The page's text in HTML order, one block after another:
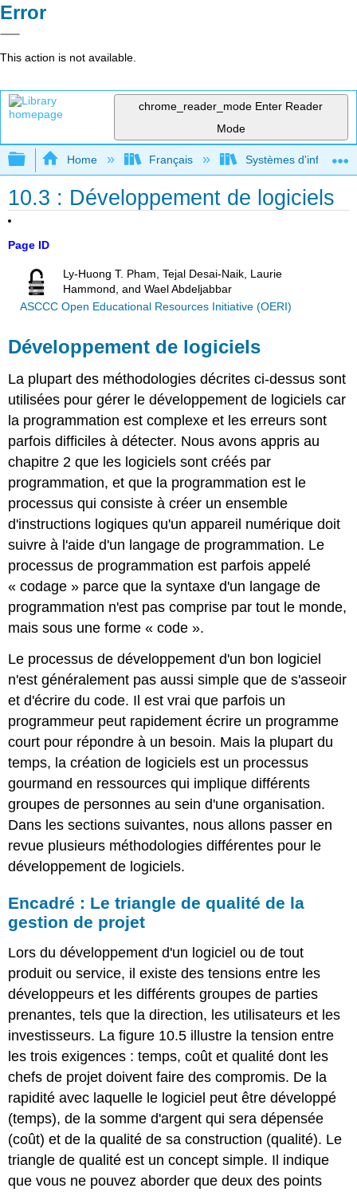
Error
This action is not available.
chrome_reader_mode Enter Reader
Mode
Expand/collapse global hierarchy
Home Français Systèmes
10.3 : Développement de logiciels
Page ID
Ly-Huong T. Pham, Tejal Desai-Naik, Laurie
Hammond, and Wael Abdeljabbar
ASCCC Open Educational Resources Initiative (OERI)
Développement de logiciels
La plupart des méthodologies décrites ci-dessus sont
utilisées pour gérer le développement de logiciels car
la programmation est complexe et les erreurs sont
parfois difficiles à détecter. Nous avons appris au
chapitre 2 que les logiciels sont créés par
programmation, et que la programmation est le
processus qui consiste à créer un ensemble
d'instructions logiques qu'un appareil numérique doit
suivre à l'aide d'un langage de programmation. Le
processus de programmation est parfois appelé
« codage » parce que la syntaxe d'un langage de
programmation n'est pas comprise par tout le monde,
mais sous une forme « code ».
Le processus de développement d'un bon logiciel
n'est généralement pas aussi simple que de s'asseoir
et d'écrire du code. Il est vrai que parfois un
programmeur peut rapidement écrire un programme
court pour répondre à un besoin. Mais la plupart du
temps, la création de logiciels est un processus
gourmand en ressources qui implique différents
groupes de personnes au sein d'une organisation.
Dans les sections suivantes, nous allons passer en
revue plusieurs méthodologies différentes pour le
développement de logiciels.
Encadré : Le triangle de qualité de la
gestion de projet
Lors du développement d'un logiciel ou de tout
produit ou service, il existe des tensions entre les
développeurs et les différents groupes de parties
prenantes, tels que la direction, les utilisateurs et les
investisseurs. La figure 10.5 illustre la tension entre
les trois exigences : temps, coût et qualité dont les
chefs de projet doivent faire des compromis. De la
rapidité avec laquelle le logiciel peut être développé
(temps), de la somme d'argent qui sera dépensée
(coût) et de la qualité de sa construction (qualité). Le
triangle de qualité est un concept simple. Il indique
que vous ne pouvez aborder que deux des points